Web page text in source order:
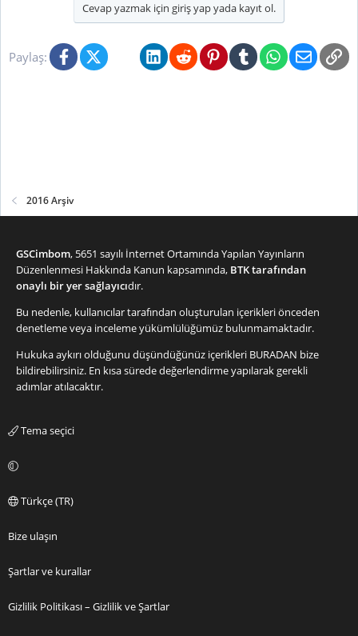
Cevap yazmak için giriş yap yada kayıt ol.
Paylaş: FacebookX (Twitter)BlueskyLinkedInRedditPinterestTumblrWhatsApp
E-posta
2016 Arşiv
GSCimbom, 5651 sayılı İnternet Ortamında Yapılan Yayınların
Düzenlenmesi Hakkında Kanun kapsamında, BTK tarafından
onaylı bir yer sağlayıcıdır.
Bu nedenle, kullanıcılar tarafından oluşturulan içerikleri önceden
denetleme veya inceleme yükümlülüğümüz bulunmamaktadır.
Hukuka aykırı olduğunu düşündüğünüz içerikleri BURADAN bize
bildirebilirsiniz. En kısa sürede değerlendirme yapılarak gerekli
adımlar atılacaktır.
Tema seçici
Türkçe (TR)
Bize ulaşın
Şartlar ve kurallar
Gizlilik Politikası – Gizlilik ve Şartlar